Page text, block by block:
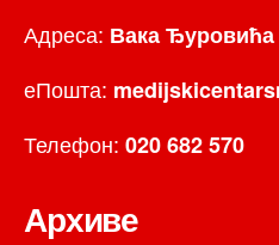
Адреса: Вака
еПошта:
Телефон: 020 682 570
Архиве